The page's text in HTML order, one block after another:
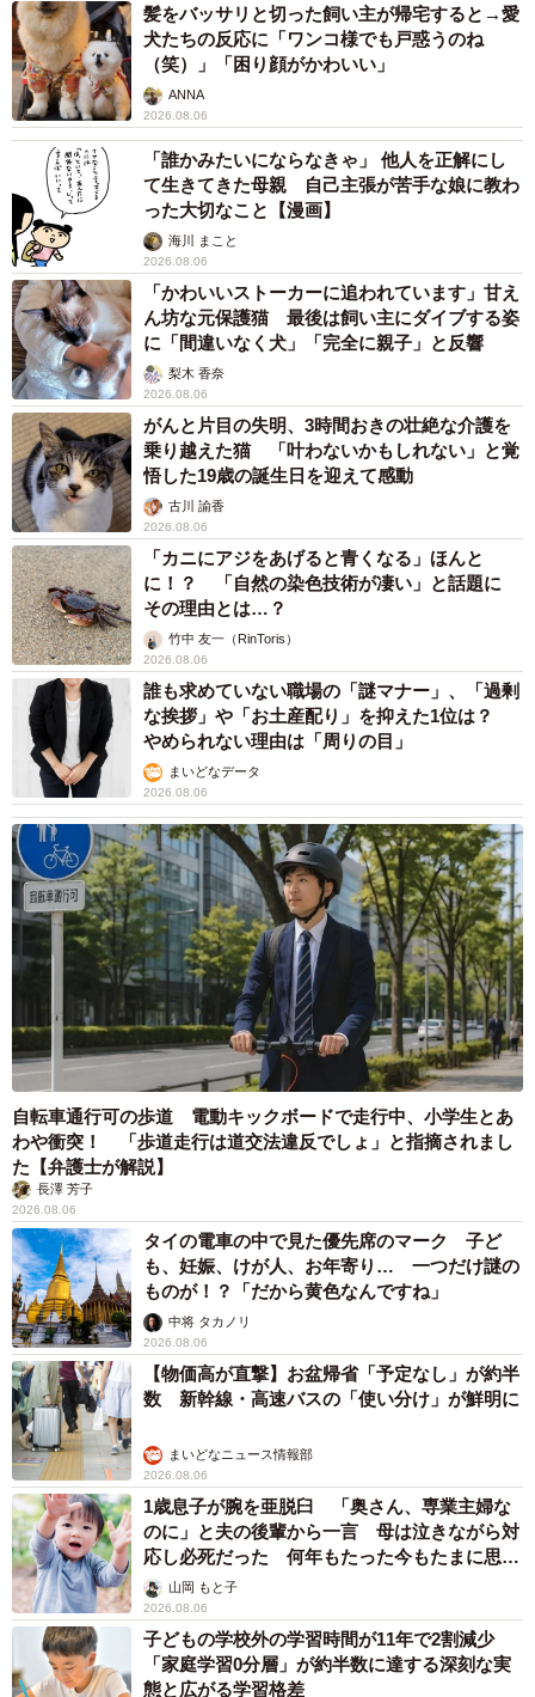
髪をバッサリと切った飼い主が帰宅すると→愛
犬たちの反応に「ワンコ様でも戸惑うのね
（笑）」「困り顔がかわいい」
ANNA
2026.08.06
「誰かみたいにならなきゃ」 他人を正解にし
て生きてきた母親 自己主張が苦手な娘に教わ
った大切なこと【漫画】
海川 まこと
2026.08.06
「かわいいストーカーに追われています」甘え
ん坊な元保護猫 最後は飼い主にダイブする姿
に「間違いなく犬」「完全に親子」と反響
梨木 香奈
2026.08.06
がんと片目の失明、3時間おきの壮絶な介護を
乗り越えた猫 「叶わないかもしれない」と覚
悟した19歳の誕生日を迎えて感動
古川 諭香
2026.08.06
「カニにアジをあげると青くなる」ほんと
に！？ 「自然の染色技術が凄い」と話題に
その理由とは…？
竹中 友一（RinToris）
2026.08.06
誰も求めていない職場の「謎マナー」、「過剰
な挨拶」や「お土産配り」を抑えた1位は？
やめられない理由は「周りの目」
まいどなデータ
2026.08.06
自転車通行可の歩道 電動キックボードで走行中、小学生とあ
わや衝突！ 「歩道走行は道交法違反でしょ」と指摘されまし
た【弁護士が解説】
長澤 芳子
2026.08.06
タイの電車の中で見た優先席のマーク 子ど
も、妊娠、けが人、お年寄り… 一つだけ謎の
ものが！？「だから黄色なんですね」
中将 タカノリ
2026.08.06
【物価高が直撃】お盆帰省「予定なし」が約半
数 新幹線・高速バスの「使い分け」が鮮明に
まいどなニュース情報部
2026.08.06
1歳息子が腕を亜脱臼 「奥さん、専業主婦な
のに」と夫の後輩から一言 母は泣きながら対
応し必死だった 何年もたった今もたまに思い
出し…山岡 もと子
2026.08.06
子どもの学校外の学習時間が11年で2割減少
「家庭学習0分層」が約半数に達する深刻な実
態と広がる学習格差